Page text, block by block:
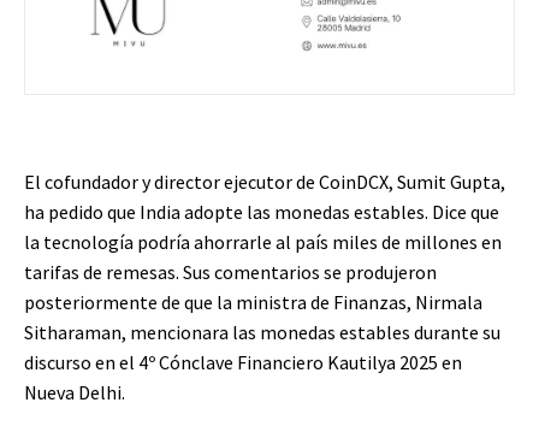
El cofundador y director ejecutor de CoinDCX, Sumit Gupta,
ha pedido que India adopte las monedas estables. Dice que
la tecnología podría ahorrarle al país miles de millones en
tarifas de remesas. Sus comentarios se produjeron
posteriormente de que la ministra de Finanzas, Nirmala
Sitharaman, mencionara las monedas estables durante su
discurso en el 4º Cónclave Financiero Kautilya 2025 en
Nueva Delhi.